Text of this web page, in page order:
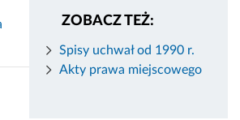
ZOBACZ TEŻ:
Spisy uchwał od 1990 r.
Akty prawa miejscowego